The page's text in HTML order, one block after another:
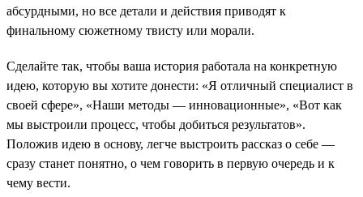
абсурдными, но все детали и действия приводят к
финальному сюжетному твисту или морали.
Сделайте так, чтобы ваша история работала на конкретную
идею, которую вы хотите донести: «Я отличный специалист в
своей сфере», «Наши методы — инновационные», «Вот как
мы выстроили процесс, чтобы добиться результатов».
Положив идею в основу, легче выстроить рассказ о себе —
сразу станет понятно, о чем говорить в первую очередь и к
чему вести.